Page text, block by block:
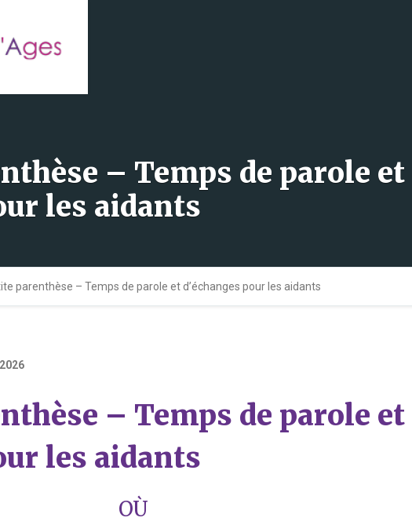
– Temps de parole et
les aidants
parenthèse – Temps de parole et d’échanges pour les aidants
– Temps de parole et
les aidants
OÙ